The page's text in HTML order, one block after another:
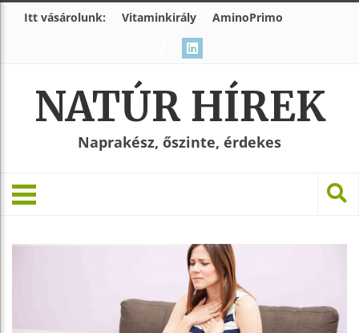
Itt vásárolunk: Vitaminkirály AminoPrimo
NATÚR HÍREK
Naprakész, őszinte, érdekes